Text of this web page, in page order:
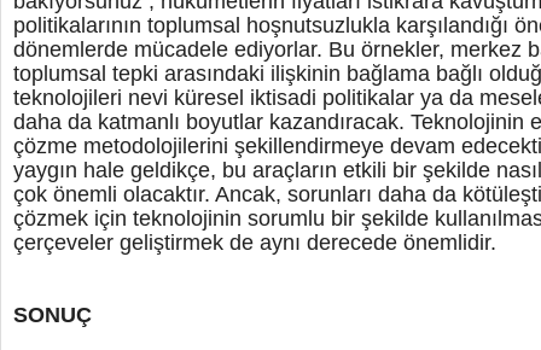
politikalarının toplumsal hoşnutsuzlukla karşılandığı
dönemlerde mücadele ediyorlar. Bu örnekler, merkez
toplumsal tepki arasındaki ilişkinin bağlama bağlı
teknolojileri nevi küresel iktisadi politikalar ya da
daha da katmanlı boyutlar kazandıracak. Teknolojinin
çözme metodolojilerini şekillendirmeye devam
yaygın hale geldikçe, bu araçların etkili bir şekilde
çok önemli olacaktır. Ancak, sorunları daha da
çözmek için teknolojinin sorumlu bir şekilde
çerçeveler geliştirmek de aynı derecede önemlidir.
SONUÇ